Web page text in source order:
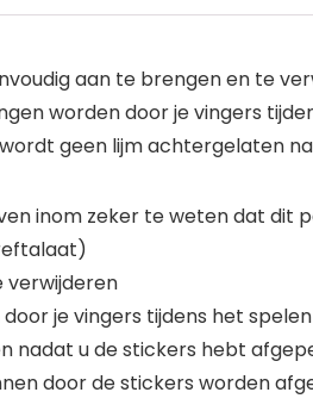
aan te brengen en te
worden door je vingers
geen lijm achtergelaten
inom zeker te weten dat dit
verwijderen
je vingers tijdens het spelen
nadat u de stickers hebt
door de stickers worden